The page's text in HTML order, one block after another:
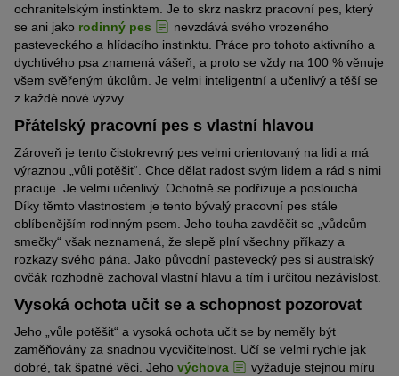
ochranitelským instinktem. Je to skrz naskrz pracovní pes, který
se ani jako rodinný pes
nevzdává svého vrozeného
pasteveckého a hlídacího instinktu. Práce pro tohoto aktivního a
dychtivého psa znamená vášeň, a proto se vždy na 100 % věnuje
všem svěřeným úkolům. Je velmi inteligentní a učenlivý a těší se
z každé nové výzvy.
Přátelský pracovní pes s vlastní hlavou
Zároveň je tento čistokrevný pes velmi orientovaný na lidi a má
výraznou „vůli potěšit“. Chce dělat radost svým lidem a rád s nimi
pracuje. Je velmi učenlivý. Ochotně se podřizuje a poslouchá.
Díky těmto vlastnostem je tento bývalý pracovní pes stále
oblíbenějším rodinným psem. Jeho touha zavděčit se „vůdcům
smečky“ však neznamená, že slepě plní všechny příkazy a
rozkazy svého pána. Jako původní pastevecký pes si australský
ovčák rozhodně zachoval vlastní hlavu a tím i určitou nezávislost.
Vysoká ochota učit se a schopnost pozorovat
Jeho „vůle potěšit“ a vysoká ochota učit se by neměly být
zaměňovány za snadnou vycvičitelnost. Učí se velmi rychle jak
dobré, tak špatné věci. Jeho výchova
vyžaduje stejnou míru